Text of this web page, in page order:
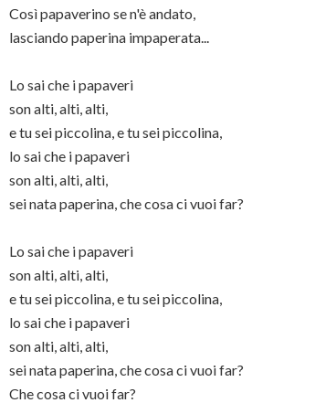
Così papaverino se n'è andato,
lasciando paperina impaperata...
Lo sai che i papaveri
son alti, alti, alti,
e tu sei piccolina, e tu sei piccolina,
lo sai che i papaveri
son alti, alti, alti,
sei nata paperina, che cosa ci vuoi far?
Lo sai che i papaveri
son alti, alti, alti,
e tu sei piccolina, e tu sei piccolina,
lo sai che i papaveri
son alti, alti, alti,
sei nata paperina, che cosa ci vuoi far?
Che cosa ci vuoi far?